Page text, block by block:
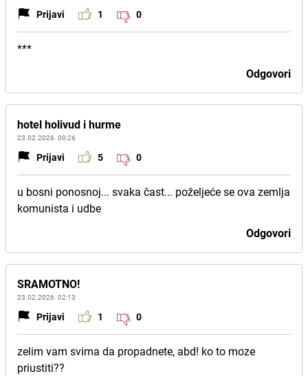
Prijavi 1 0
***
Odgovori
hotel holivud i hurme
23.02.2026. 00:26
Prijavi 5 0
u bosni ponosnoj... svaka čast... poželjeće se ova zemlja
komunista i udbe
Odgovori
SRAMOTNO!
23.02.2026. 02:13
Prijavi 1 0
zelim vam svima da propadnete, abd! ko to moze
priustiti??